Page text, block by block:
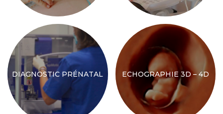
DIAGNOSTIC PRÉNATAL ECHOGRAPHIE 3D – 4D